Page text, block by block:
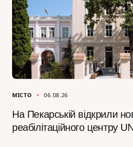
МІСТО 06.08.26
На Пекарській відкрили
реабілітаційного центру